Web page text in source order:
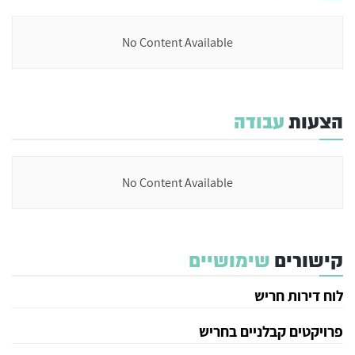
No Content Available
הצעותעבודה
No Content Available
קישורים שימושיים
לוח דירות חריש
פרויקטים קבלניים בחריש